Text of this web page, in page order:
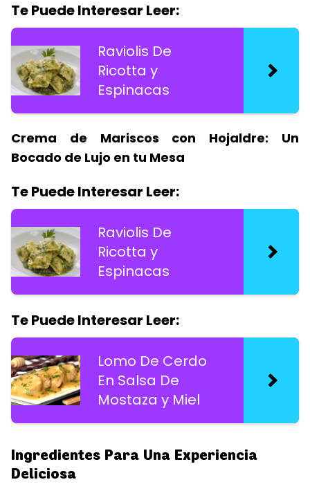
Te Puede Interesar Leer:
Raviolis De
Ricotta y
Espinacas
Crema de Mariscos con Hojaldre: Un
Bocado de Lujo en tu Mesa
Te Puede Interesar Leer:
Raviolis De
Ricotta y
Espinacas
Te Puede Interesar Leer:
Lomo De Cerdo
En Salsa De
Mostaza y Miel
Ingredientes Para Una Experiencia
Deliciosa